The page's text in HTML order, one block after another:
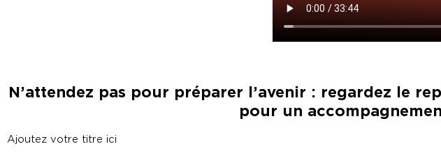
N’attendez pas pour préparer l’avenir : regardez le
pour un
Ajoutez votre titre ici